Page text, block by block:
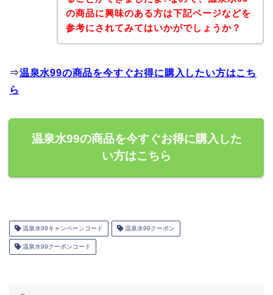
の商品に興味のある方は下記ページなどを
参考にされてみてはいかがでしょうか？
⇒温泉水99の商品を今すぐお得に購入したい方はこち
ら
温泉水99の商品を今すぐお得に購入した
い方はこちら
温泉水99キャンペーンコード 温泉水99クーポン
温泉水99クーポンコード